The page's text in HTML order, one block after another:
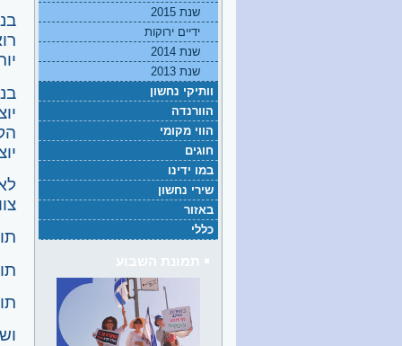
שנת 2015
ידיים ירוקות
שנת 2014
שנת 2013
וותיקי נחשון
הוורנדה
הווי מקומי
חוגים
במו ידינו
שירי נחשון
באזור
כללי
תמונת השבוע